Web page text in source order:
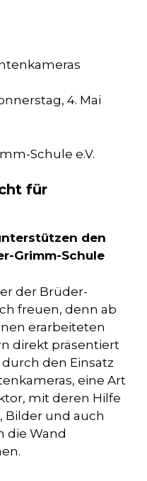
4. Mai
Schule e.V.
für
den
Grimm-Schule
der Brüder-
freuen, denn ab
erarbeiteten
direkt präsentiert
den Einsatz
eine Art
mit deren Hilfe
Bilder und auch
die Wand